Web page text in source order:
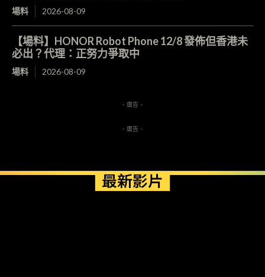
場料 2026-08-09
【場料】HONOR Robot Phone 12/8 發佈但香港未
必出？代理：正努力爭取中
場料 2026-08-09
- 廣告 -
- 廣告 -
最新影片